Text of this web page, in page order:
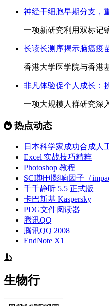
神经干细胞早期分支，
一项新研究利用双标记
长读长测序揭示脑癌疫
香港大学医学院与香港
非凡体验促个人成长：
一项大规模人群研究深
热点动态
日本科学家成功合成人
Excel 实战技巧精粹
Photoshop 教程
SCI期刊影响因子（
千千静听 5.5 正式版
卡巴斯基 Kaspersky
PDG文件阅读器
腾讯QQ
腾讯QQ 2008
EndNote X1
生物行